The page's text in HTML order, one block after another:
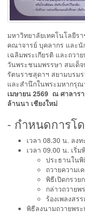
มหาวิทยาลัยเทคโนโลยี
คณาจารย์ บุคลากร และนั
เฉลิมพระเกียรติ และถวา
วันพระชนมพรรษา สมเด็
รัตนราชสุดาฯ สยามบรม
และสำนึกในพระมหากรุ
เมษายน 2569 ณ ศาลาร
ล้านนา เชียงใหม่
- กำหนดการโ
เวลา 08.30 น. ลง
เวลา 09.00 น. เริ่ม
ประธานในพิ
ถวายความ
พิธีเปิดกรวย
กล่าวถวายพ
ร้องเพลงสร
พิธีลงนามถวายพร